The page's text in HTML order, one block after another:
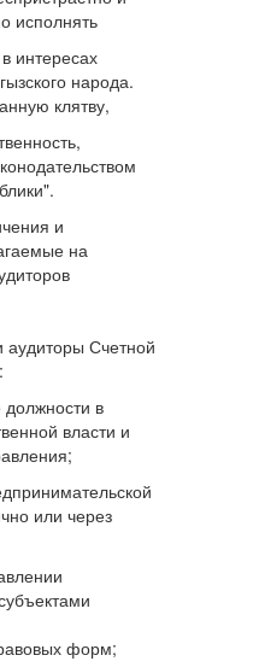
исполнять
интересах
народа.
клятву,
и
на
аудиторы Счетной
в
власти и
или через
форм;